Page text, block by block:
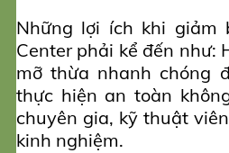
Những lợi ích khi giảm
Center phải kể đến như:
mỡ thừa nhanh chóng
thực hiện an toàn
chuyên gia, kỹ thuật
kinh nghiệm.